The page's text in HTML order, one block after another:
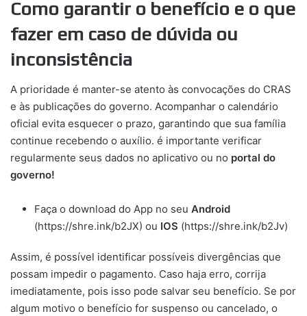
Como garantir o benefício e o que
fazer em caso de dúvida ou
inconsistência
A prioridade é manter-se atento às convocações do CRAS
e às publicações do governo. Acompanhar o calendário
oficial evita esquecer o prazo, garantindo que sua família
continue recebendo o auxílio. é importante verificar
regularmente seus dados no aplicativo ou no portal do
governo!
Faça o download do App no seu Android
(https://shre.ink/b2JX) ou IOS (https://shre.ink/b2Jv)
Assim, é possível identificar possíveis divergências que
possam impedir o pagamento. Caso haja erro, corrija
imediatamente, pois isso pode salvar seu benefício. Se por
algum motivo o benefício for suspenso ou cancelado, o